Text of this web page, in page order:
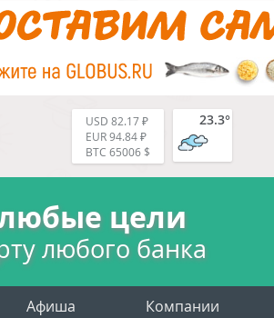
USD 82.17 ₽
EUR 94.84 ₽
BTC 65006 $
23.3°
цели
любого банка
Афиша Компании